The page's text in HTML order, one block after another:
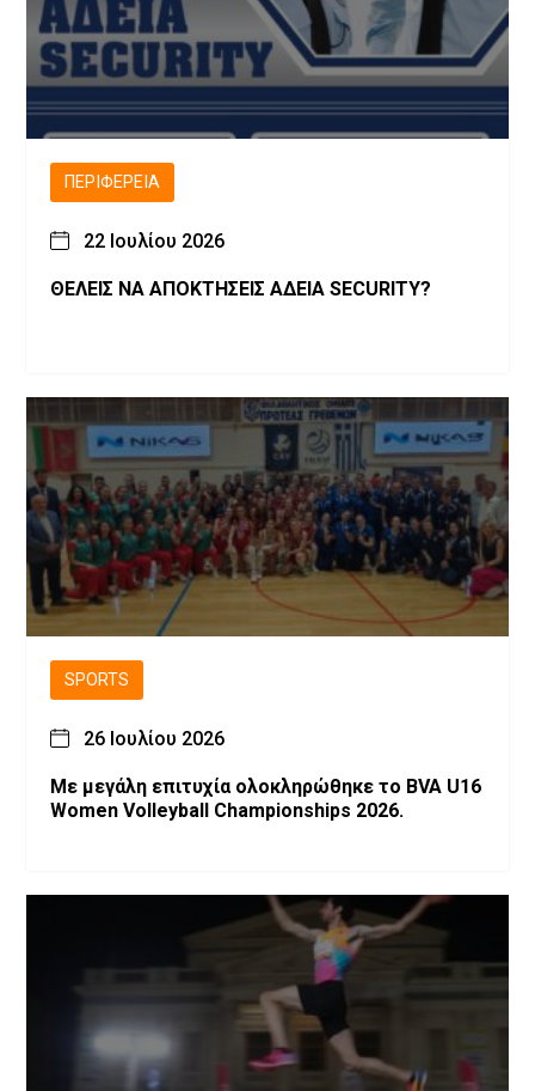
ΠΕΡΙΦΈΡΕΙΑ
22 Ιουλίου 2026
ΘΕΛΕΙΣ ΝΑ ΑΠΟΚΤΗΣΕΙΣ ΑΔΕΙΑ SECURITY?
SPORTS
26 Ιουλίου 2026
Με μεγάλη επιτυχία ολοκληρώθηκε το BVA U16
Women Volleyball Championships 2026.